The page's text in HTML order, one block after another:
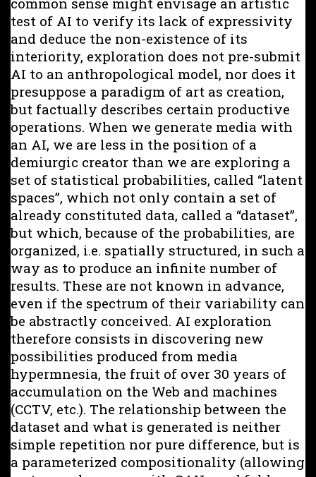
test of AI to verify its lack of expressivity
and deduce the non-existence of its
interiority, exploration does not pre-submit
AI to an anthropological model, nor does it
presuppose a paradigm of art as creation,
but factually describes certain productive
operations. When we generate media with
an AI, we are less in the position of a
demiurgic creator than we are exploring a
set of statistical probabilities, called “latent
spaces”, which not only contain a set of
already constituted data, called a “dataset”,
but which, because of the probabilities, are
organized, i.e. spatially structured, in such a
way as to produce an infinite number of
results. These are not known in advance,
even if the spectrum of their variability can
be abstractly conceived. AI exploration
therefore consists in discovering new
possibilities produced from media
hypermnesia, the fruit of over 30 years of
accumulation on the Web and machines
(CCTV, etc.). The relationship between the
dataset and what is generated is neither
simple repetition nor pure difference, but is
a parameterized compositionality (allowing